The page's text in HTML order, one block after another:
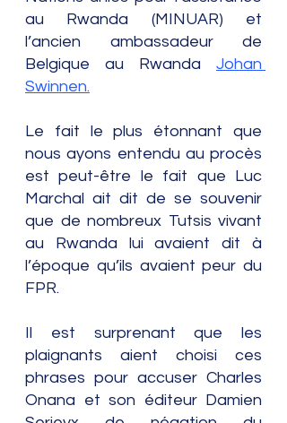
au Rwanda (MINUAR) et
l’ancien ambassadeur de
Belgique au Rwanda Johan
Swinnen.
Le fait le plus étonnant que
nous ayons entendu au procès
est peut-être le fait que Luc
Marchal ait dit de se souvenir
que de nombreux Tutsis vivant
au Rwanda lui avaient dit à
l’époque qu’ils avaient peur du
FPR.
Il est surprenant que les
plaignants aient choisi ces
phrases pour accuser Charles
Onana et son éditeur Damien